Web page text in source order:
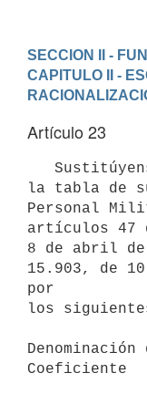
SECCION II -
CAPITULO II -
Artículo 23
la tabla de
Personal
artículos 47
8 de abril
15.903, de
por
los
Coeficiente